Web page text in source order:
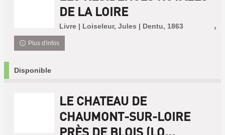
DE LA LOIRE
Livre | Loiseleur, Jules | Dentu, 1863
Plus d'infos
Disponible
LE CHATEAU DE
CHAUMONT-SUR-LOIRE
PRÈS DE BLOIS (LO...